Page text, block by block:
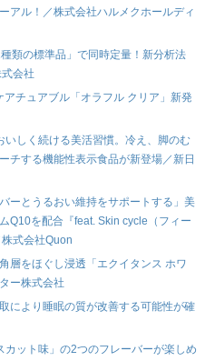
アル！／株式会社ハルメクホールディ
類の標準品」で同時定量！新分析法
会社
チュアブル「オラフル クリア」新発
しく続ける美活習慣。冷え、脚のむ
チする機能性表示食品が新登場／新日
ーとうるおい維持をサポートする」美
Q10を配合『feat. Skin cycle（フィー
式会社Quon
層をほぐし浸透「エクイタンス ホワ
ー株式会社
により睡眠の質が改善する可能性が確
ット味」の2つのフレーバーが楽しめ